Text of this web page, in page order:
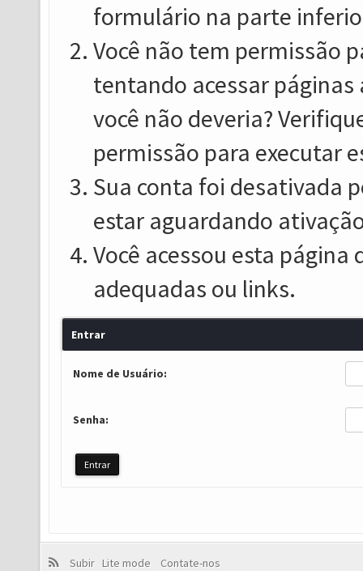
formulário na parte
Você não tem permissão
tentando acessar
você não deveria?
permissão para executar
Sua conta foi desativada
estar aguardando
Você acessou esta
adequadas ou links.
Entrar
Nome de Usuário:
Senha:
Subir Lite mode
Contate-nos